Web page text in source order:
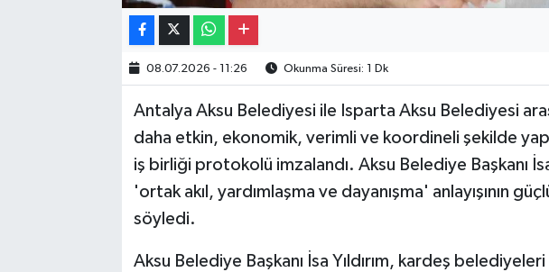
08.07.2026 - 11:26 Okunma Süresi: 1 Dk
Antalya Aksu Belediyesi ile Isparta Aksu Belediyesi
daha etkin, ekonomik, verimli ve koordineli şekilde
iş birliği protokolü imzalandı. Aksu Belediye Başkanı
'ortak akıl, yardımlaşma ve dayanışma' anlayışının
söyledi.
Aksu Belediye Başkanı İsa Yıldırım, kardeş